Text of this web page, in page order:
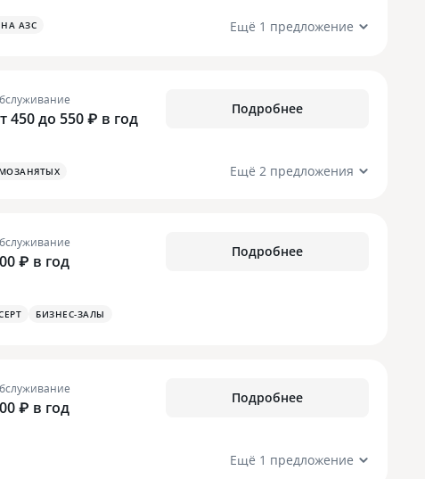
АЗС
Ещё 1 предложение
450 до 550 ₽ в год
Подробнее
Ещё 2 предложения
₽ в год
Подробнее
БИЗНЕС-ЗАЛЫ
₽ в год
Подробнее
Ещё 1 предложение